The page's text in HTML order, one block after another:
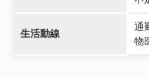
生活動線
通
物